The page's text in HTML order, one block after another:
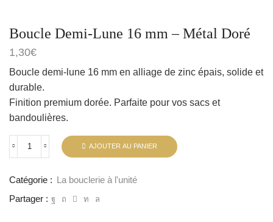
Boucle Demi-Lune 16 mm – Métal Doré
1,30€
Boucle demi-lune 16 mm en alliage de zinc épais, solide et
durable.
Finition premium dorée. Parfaite pour vos sacs et
bandoulières.
AJOUTER AU PANIER
Catégorie :
La bouclerie à l'unité
Partager :